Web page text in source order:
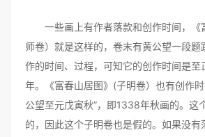
一些画上有作者落款和创作时间，《
师卷）就是这样的，卷末有黄公望一段题
作的时间、过程，可知它的创作时间是
年。《富春山居图》(子明卷）也有创作
公望至元戊寅秋”，即1338年秋画的。这
的，因此这个子明卷也是假的。如果没有